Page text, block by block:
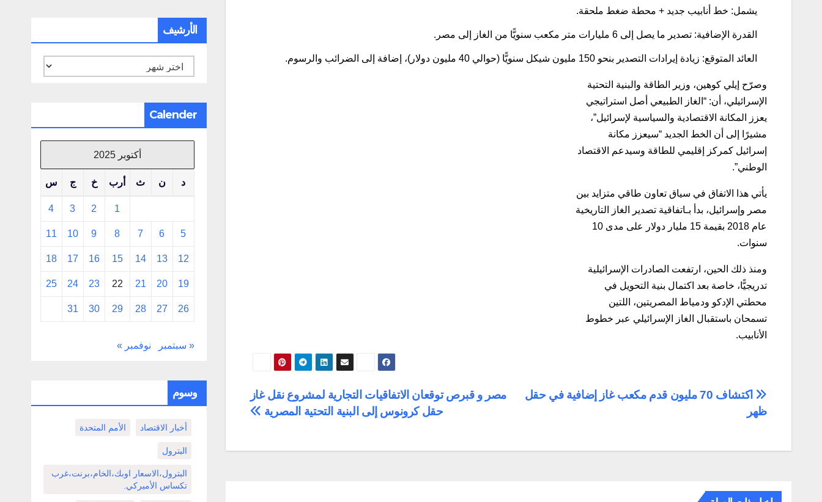
يشمل: خط أنابيب جديد + محطة ضغط ملحقة.
القدرة الإضافية: تصدير ما يصل إلى 6 مليارات متر مكعب سنويًّا من الغاز إلى مصر.
العائد المتوقع: زيادة إيرادات التصدير بنحو 150 مليون شيكل سنويًّا (حوالي 40 مليون دولار)، إضافة إلى الضرائب والرسوم.
وصرّح إيلي كوهين، وزير الطاقة والبنية التحتية
الإسرائيلي، أن: “الغاز الطبيعي أصل استراتيجي
يعزز المكانة الاقتصادية والسياسية لإسرائيل”،
مشيرًا إلى أن الخط الجديد “سيعزز مكانة
إسرائيل كمركز إقليمي للطاقة وسيدعم الاقتصاد
الوطني”.
يأتي هذا الاتفاق في سياق تعاون طاقي متزايد بين
مصر وإسرائيل، بدأ بـاتفاقية تصدير الغاز التاريخية
عام 2018 بقيمة 15 مليار دولار على مدى 10
سنوات.
ومنذ ذلك الحين، ارتفعت الصادرات الإسرائيلية
تدريجيًّا، خاصة بعد اكتمال بنية التحويل في
محطتي الإدكو ودمياط المصريتين، اللتين
تسمحان باستقبال الغاز الإسرائيلي عبر خطوط
الأنابيب.
تصفّح
المقالات
مصر و قبرص توقعان الاتفاقيات التجارية لمشروع نقل غاز
حقل كرونوس إلى البنية التحتية المصرية
اكتشاف 70 مليون قدم مكعب غاز إضافية في حقل
ظهر
الأرشيف
الأرشيف
Calender
أكتوبر 2025
د ن ث أرب خ ج س
1
2
3
4
5
6
7
8
9
10
11
12
13
14
15
16
17
18
19
20
21
22
23
24
25
26
27
28
29
30
31
« سبتمبر نوفمبر »
وسوم
أخبار الاقتصاد الأمم المتحدة
البترول
البترول،الاسعار اوبك،الخام،برنت،غرب
تكساس الأميركي.